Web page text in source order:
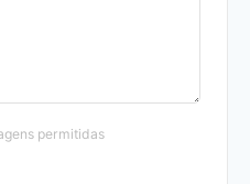
permitidas